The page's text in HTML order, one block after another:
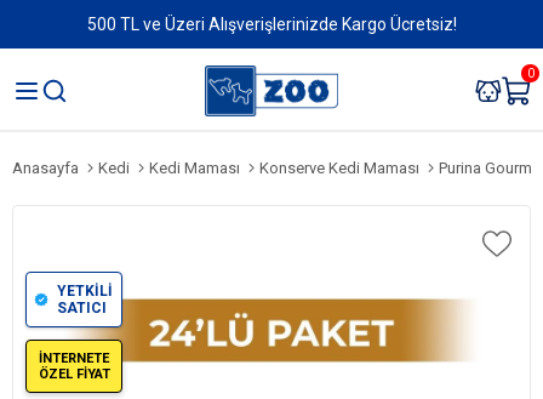
500 TL ve Üzeri Alışverişlerinizde Kargo Ücretsiz!
0
Anasayfa Kedi Kedi Maması Konserve Kedi Maması Purina
YETKİLİ
SATICI
İNTERNETE
ÖZEL FİYAT